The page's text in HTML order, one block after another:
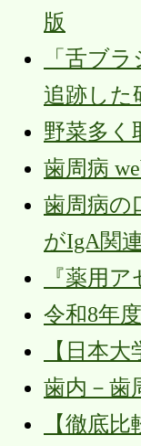
版
「舌ブ
追跡した
野菜多く
歯周病
歯周病の
がIgA関
『薬用
令和8年
【日本
歯内－歯
【徹底